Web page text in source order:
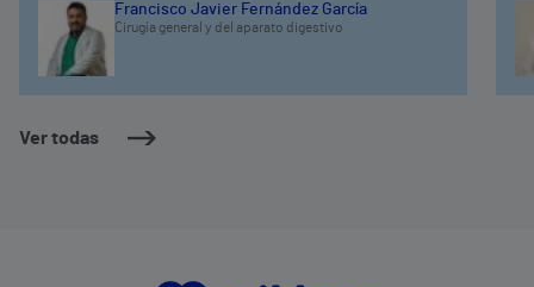
Ver todas
Francisco Javier Fernández García
Cirugía general y del aparato digestivo